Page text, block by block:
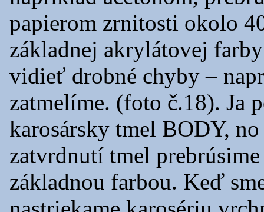
papierom zrnitosti okolo
základnej akrylátovej
vidieť drobné chyby –
zatmelíme. (foto č.18). Ja
karosársky tmel BODY,
zatvrdnutí tmel
základnou farbou. Keď